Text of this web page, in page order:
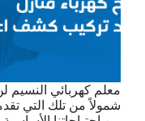
معلم كهربائي النسيم
شمولاً من تلك التي